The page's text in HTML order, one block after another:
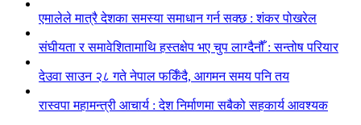
एमालेले मात्रै देशका समस्या समाधान गर्न सक्छ : शंकर पोखरेल
संघीयता र समावेशितामाथि हस्तक्षेप भए चुप लाग्दैनौँ : सन्तोष परियार
देउवा साउन २८ गते नेपाल फर्किँदै, आगमन समय पनि तय
रास्वपा महामन्त्री आचार्य : देश निर्माणमा सबैको सहकार्य आवश्यक